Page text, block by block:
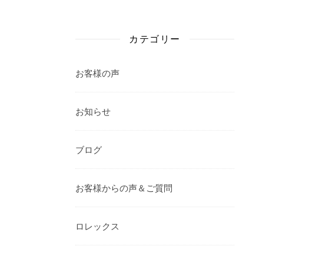
カテゴリー
お客様の声
お知らせ
ブログ
お客様からの声＆ご質問
ロレックス